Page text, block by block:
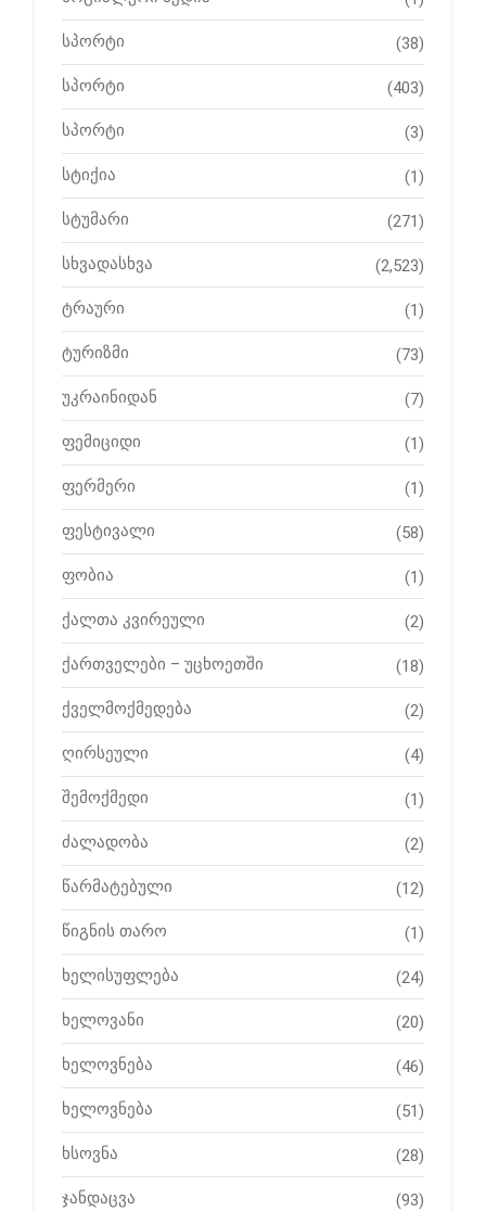
სპორტი (38)
სპორტი (403)
სპორტი (3)
სტიქია (1)
სტუმარი (271)
სხვადასხვა (2,523)
ტრაური (1)
ტურიზმი (73)
უკრაინიდან (7)
ფემიციდი (1)
ფერმერი (1)
ფესტივალი (58)
ფობია (1)
ქალთა კვირეული (2)
ქართველები – უცხოეთში (18)
ქველმოქმედება (2)
ღირსეული (4)
შემოქმედი (1)
ძალადობა (2)
წარმატებული (12)
წიგნის თარო (1)
ხელისუფლება (24)
ხელოვანი (20)
ხელოვნება (46)
ხელოვნება (51)
ხსოვნა (28)
ჯანდაცვა (93)